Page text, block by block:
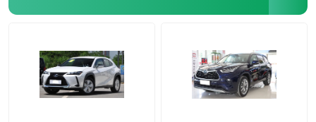
Dongfeng รถยนต์ไฟฟ้า
รถบรรทุกสินค้าหนัก